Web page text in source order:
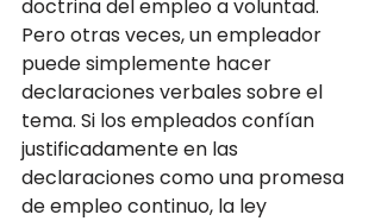
doctrina del empleo a voluntad.
Pero otras veces, un empleador
puede simplemente hacer
declaraciones verbales sobre el
tema. Si los empleados confían
justificadamente en las
declaraciones como una promesa
de empleo continuo, la ley